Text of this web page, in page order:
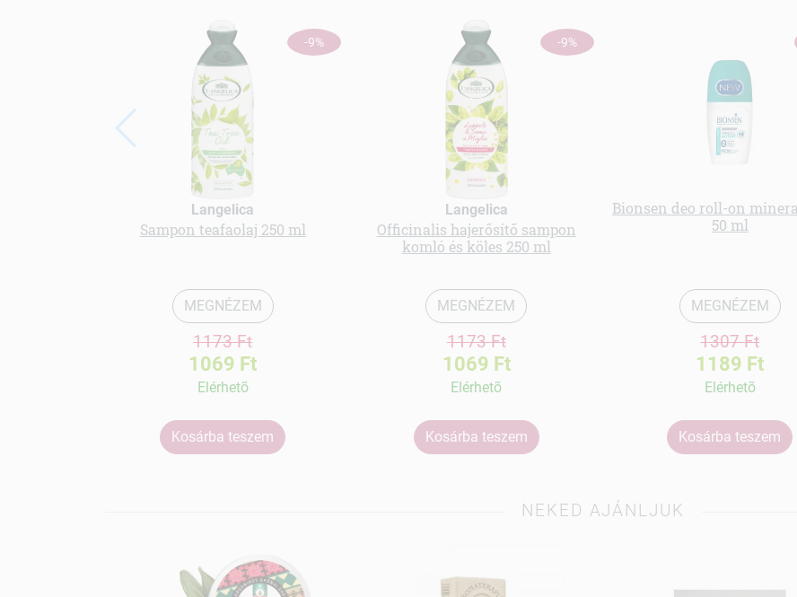
-9%
Langelica
Sampon teafaolaj 250 ml
MEGNÉZEM
1173 Ft
1069 Ft
Elérhetõ
Kosárba teszem
-9%
Langelica
Officinalis hajerősítő sampon
komló és köles 250 ml
MEGNÉZEM
1173 Ft
1069 Ft
Elérhetõ
Kosárba teszem
Bionsen deo roll-on
50 ml
MEGNÉZEM
1307 Ft
1189 Ft
Elérhetõ
Kosárba teszem
NEKED AJÁNLJUK